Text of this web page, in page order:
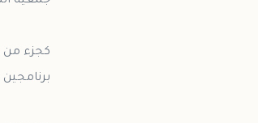
كجزء من